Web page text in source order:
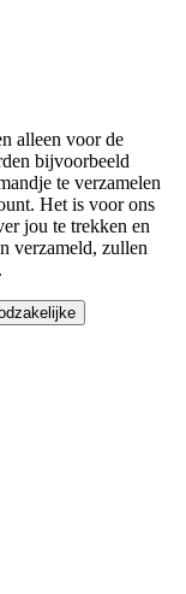
alleen voor de
bijvoorbeeld
te verzamelen
Het is voor ons
jou te trekken en
verzameld, zullen